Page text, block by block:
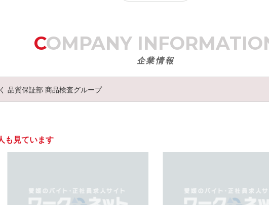
COMPANY
企業情報
品質保証部 商品検査グループ
も見ています